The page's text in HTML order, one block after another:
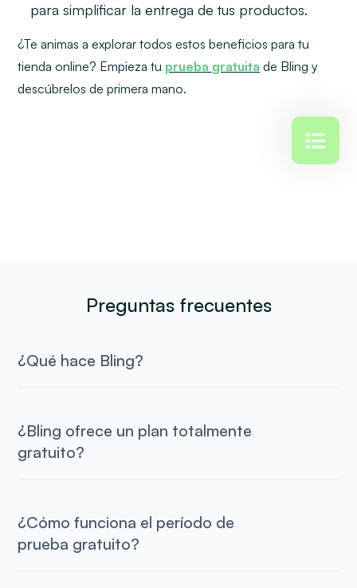
para simplificar la entrega de tus productos.
¿Te animas a explorar todos estos beneficios para tu
tienda online? Empieza tu prueba gratuita de Bling y
descúbrelos de primera mano.
Preguntas frecuentes
¿Qué hace Bling?
¿Bling ofrece un plan totalmente
gratuito?
¿Cómo funciona el período de
prueba gratuito?